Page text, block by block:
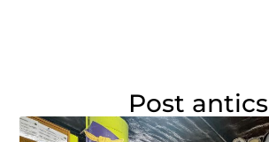
Post antics